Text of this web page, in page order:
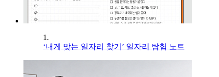
1.
‘내게 맞는 일자리 찾기’ 일자리 탐험 노트